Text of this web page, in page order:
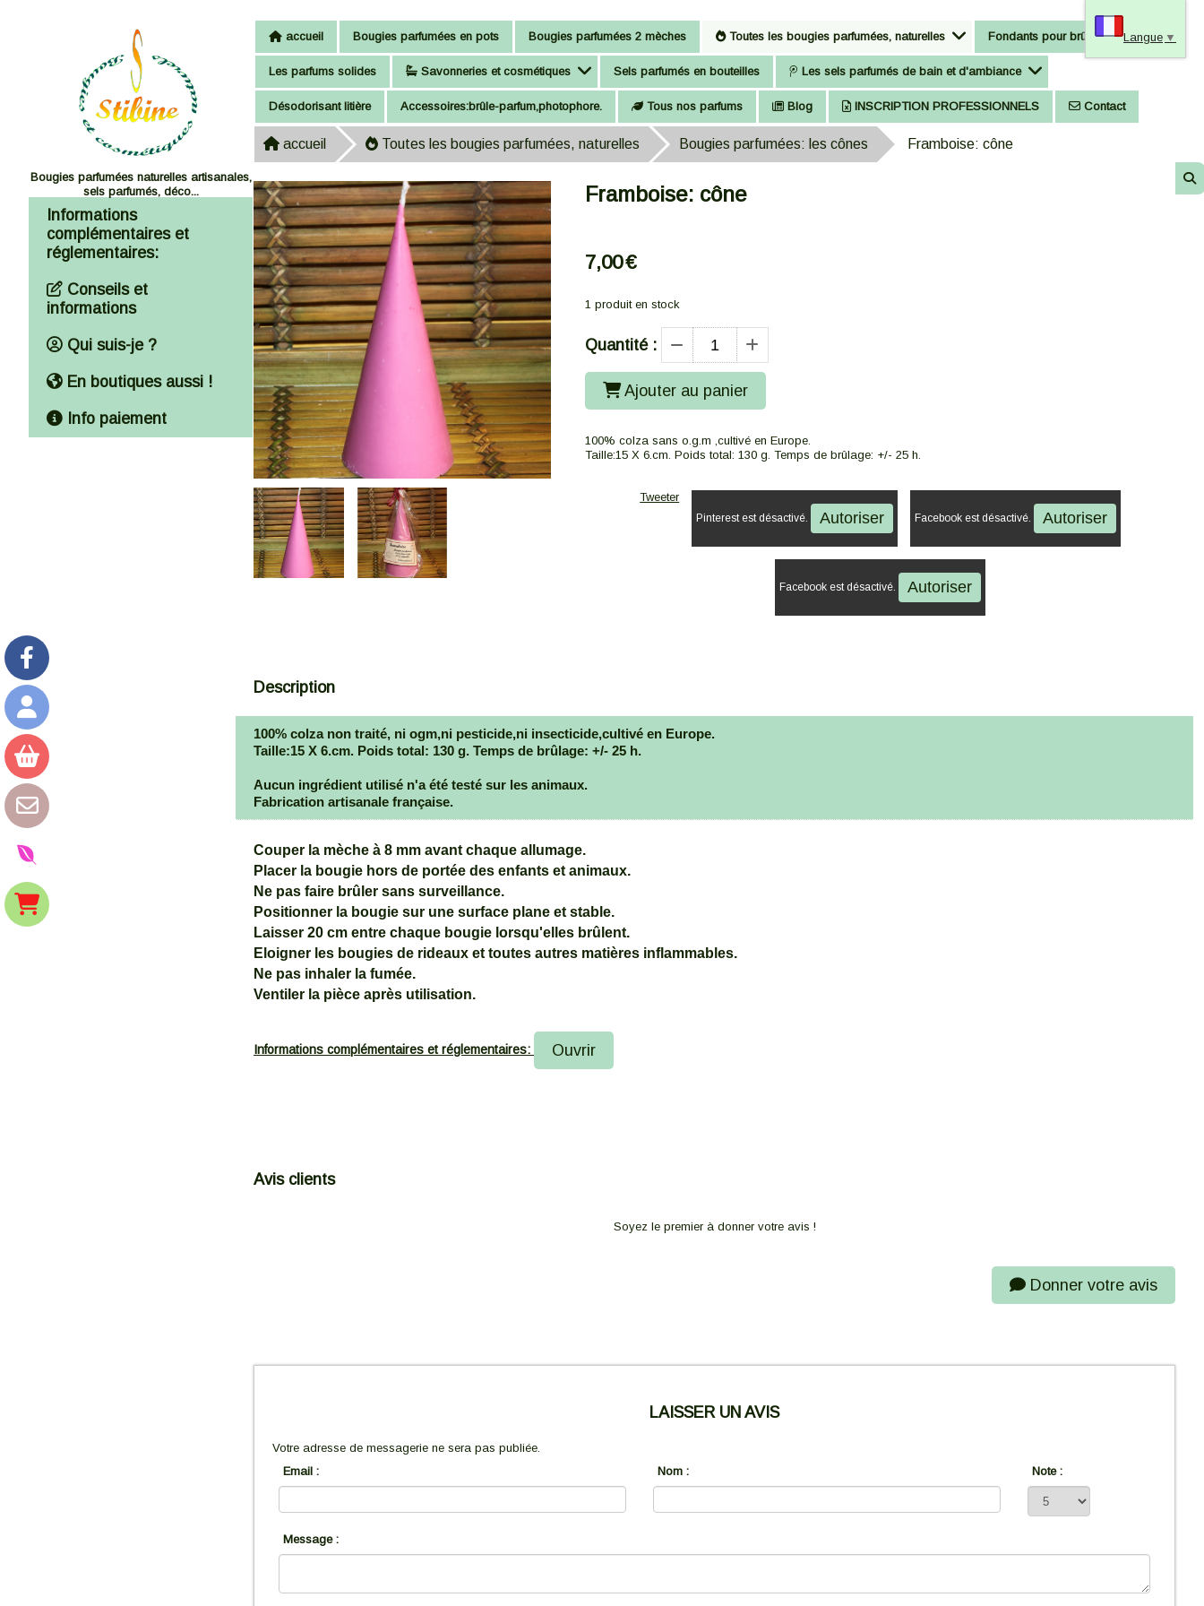
Bougies parfumées naturelles artisanales,
sels parfumés, déco...
Informations
complémentaires et
réglementaires:
Conseils et
informations
Qui suis-je ?
En boutiques aussi !
Info paiement
accueil Bougies parfumées en pots Bougies parfumées 2 mèches Toutes les bougies parfumées, naturelles Fondants pour brûle-parfum
Les parfums solides Savonneries et cosmétiques Sels parfumés en bouteilles Les sels parfumés de bain et d'ambiance
Désodorisant litière Accessoires:brûle-parfum,photophore. Tous nos parfums Blog INSCRIPTION PROFESSIONNELS Contact
accueil Toutes les bougies parfumées, naturelles Bougies parfumées: les cônes Framboise: cône
Framboise: cône
7,00€
1 produit en stock
Quantité :
Ajouter au panier
100% colza sans o.g.m ,cultivé en Europe.
Taille:15 X 6.cm. Poids total: 130 g. Temps de brûlage: +/- 25 h.
Tweeter
Pinterest est désactivé. Autoriser Facebook est désactivé. Autoriser
Facebook est désactivé. Autoriser
Description
100% colza non traité, ni ogm,ni pesticide,ni insecticide,cultivé en Europe.
Taille:15 X 6.cm. Poids total: 130 g. Temps de brûlage: +/- 25 h.
Aucun ingrédient utilisé n'a été testé sur les animaux.
Fabrication artisanale française.
Couper la mèche à 8 mm avant chaque allumage.
Placer la bougie hors de portée des enfants et animaux.
Ne pas faire brûler sans surveillance.
Positionner la bougie sur une surface plane et stable.
Laisser 20 cm entre chaque bougie lorsqu'elles brûlent.
Eloigner les bougies de rideaux et toutes autres matières inflammables.
Ne pas inhaler la fumée.
Ventiler la pièce après utilisation.
Informations complémentaires et réglementaires: Ouvrir
Avis clients
Soyez le premier à donner votre avis !
Donner votre avis
LAISSER UN AVIS
Votre adresse de messagerie ne sera pas publiée.
Email :
Nom : Note :
Message :
Langue ▼